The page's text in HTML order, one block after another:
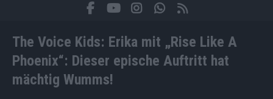
The Voice Kids: Erika mit „Rise Like A
Phoenix“: Dieser epische Auftritt hat
mächtig Wumms!